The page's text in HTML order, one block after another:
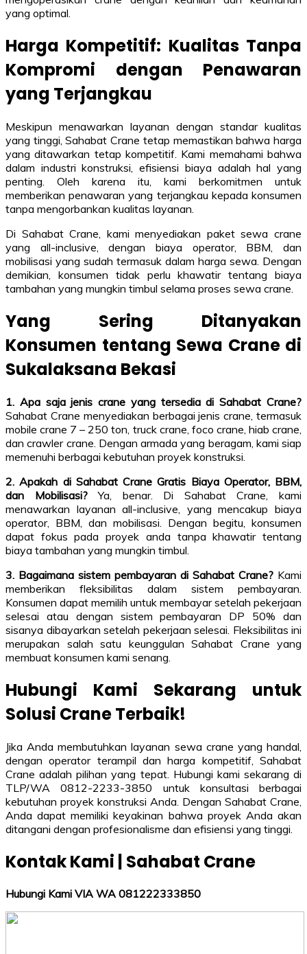
yang optimal.
Harga Kompetitif: Kualitas Tanpa
Kompromi dengan Penawaran
yang Terjangkau
Meskipun menawarkan layanan dengan standar kualitas
yang tinggi, Sahabat Crane tetap memastikan bahwa harga
yang ditawarkan tetap kompetitif. Kami memahami bahwa
dalam industri konstruksi, efisiensi biaya adalah hal yang
penting. Oleh karena itu, kami berkomitmen untuk
memberikan penawaran yang terjangkau kepada konsumen
tanpa mengorbankan kualitas layanan.
Di Sahabat Crane, kami menyediakan paket sewa crane
yang all-inclusive, dengan biaya operator, BBM, dan
mobilisasi yang sudah termasuk dalam harga sewa. Dengan
demikian, konsumen tidak perlu khawatir tentang biaya
tambahan yang mungkin timbul selama proses sewa crane.
Yang Sering Ditanyakan
Konsumen tentang Sewa Crane di
Sukalaksana Bekasi
1. Apa saja jenis crane yang tersedia di Sahabat Crane?
Sahabat Crane menyediakan berbagai jenis crane, termasuk
mobile crane 7 – 250 ton, truck crane, foco crane, hiab crane,
dan crawler crane. Dengan armada yang beragam, kami siap
memenuhi berbagai kebutuhan proyek konstruksi.
2. Apakah di Sahabat Crane Gratis Biaya Operator, BBM,
dan Mobilisasi?Ya, benar. Di Sahabat Crane, kami
menawarkan layanan all-inclusive, yang mencakup biaya
operator, BBM, dan mobilisasi. Dengan begitu, konsumen
dapat fokus pada proyek anda tanpa khawatir tentang
biaya tambahan yang mungkin timbul.
3. Bagaimana sistem pembayaran di Sahabat Crane? Kami
memberikan fleksibilitas dalam sistem pembayaran.
Konsumen dapat memilih untuk membayar setelah pekerjaan
selesai atau dengan sistem pembayaran DP 50% dan
sisanya dibayarkan setelah pekerjaan selesai. Fleksibilitas ini
merupakan salah satu keunggulan Sahabat Crane yang
membuat konsumen kami senang.
Hubungi Kami Sekarang untuk
Solusi Crane Terbaik!
Jika Anda membutuhkan layanan sewa crane yang handal,
dengan operator terampil dan harga kompetitif, Sahabat
Crane adalah pilihan yang tepat. Hubungi kami sekarang di
TLP/WA 0812-2233-3850 untuk konsultasi berbagai
kebutuhan proyek konstruksi Anda. Dengan Sahabat Crane,
Anda dapat memiliki keyakinan bahwa proyek Anda akan
ditangani dengan profesionalisme dan efisiensi yang tinggi.
Kontak Kami | Sahabat Crane
Hubungi Kami VIA WA 081222333850